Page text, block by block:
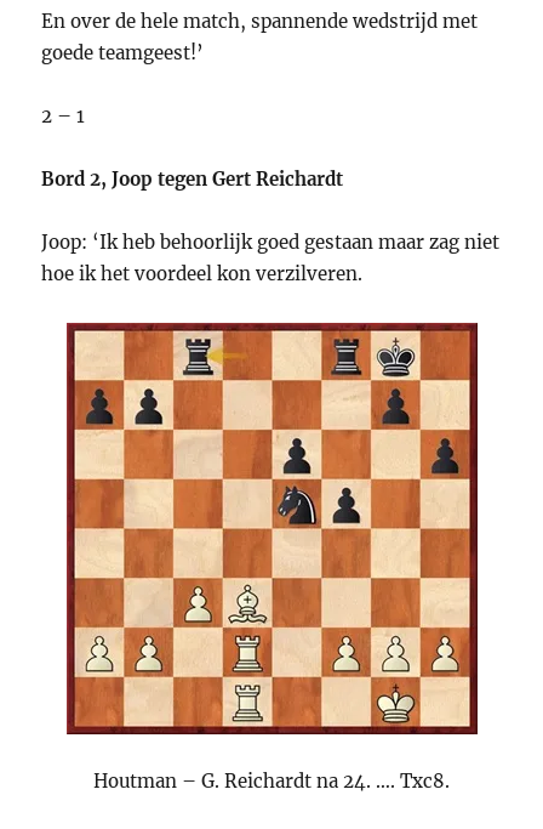
En over de hele match, spannende wedstrijd met
goede teamgeest!’
2 – 1
Bord 2, Joop tegen Gert Reichardt
Joop: ‘Ik heb behoorlijk goed gestaan maar zag niet
hoe ik het voordeel kon verzilveren.
Houtman – G. Reichardt na 24. …. Txc8.